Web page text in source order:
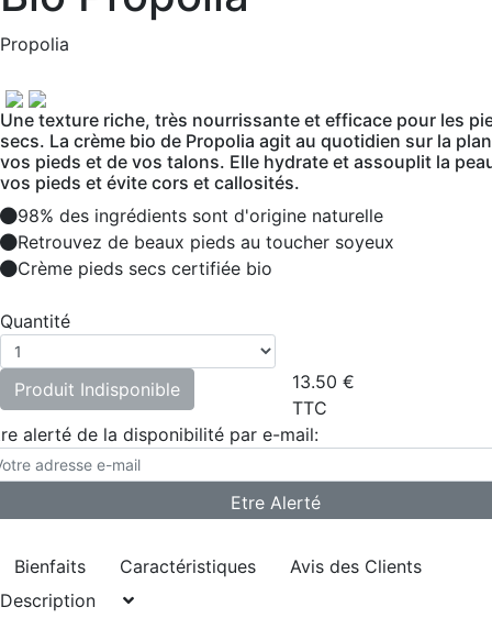
Propolia
Une texture riche, très nourrissante et efficace pour les
secs. La crème bio de Propolia agit au quotidien sur la
vos pieds et de vos talons. Elle hydrate et assouplit la
vos pieds et évite cors et callosités.
98% des ingrédients sont d'origine naturelle
Retrouvez de beaux pieds au toucher soyeux
Crème pieds secs certifiée bio
Quantité
Produit Indisponible 13.50 €
TTC
alerté de la disponibilité par e-mail:
Bienfaits Caractéristiques
Avis des Clients
Description